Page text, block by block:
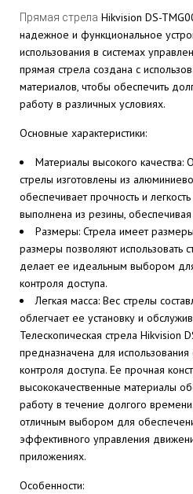
Прямая стрела Hikvision DS-
надежное и функциональное
использования в системах
прямая стрела создана с
материалов, чтобы обеспечить
работу в различных условиях.
Основные характеристики:
Материалы высокого качества:
стрелы изготовлены из
обеспечивает прочность и
выполнена из резины,
Размеры: Стрела имеет
размеры позволяют использовать
делает ее идеальным выбором
контроля доступа.
Легкая масса: Вес стрелы
облегчает ее установку и
Телескопическая стрела Hikvision
предназначена для
контроля доступа. Ее прочная
высококачественные материалы
работу в течение долгого
отличным выбором для
эффективного управления
приложениях.
Особенности: